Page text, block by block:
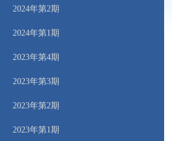
2024年第2期
2024年第1期
2023年第4期
2023年第3期
2023年第2期
2023年第1期